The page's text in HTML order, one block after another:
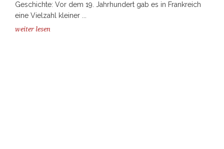
Geschichte: Vor dem 19. Jahrhundert gab es in Frankreich
eine Vielzahl kleiner ...
weiter lesen